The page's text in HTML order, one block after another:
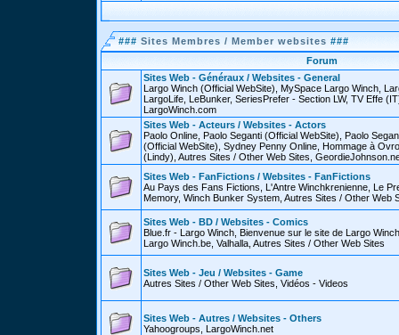
### Sites Membres / Member websites ###
Forum
Sites Web - Généraux / Websites - General
Largo Winch (Official WebSite), MySpace Largo Winch,
LargoLife, LeBunker, SeriesPrefer - Section LW, TV Effe
LargoWinch.com
Sites Web - Acteurs / Websites - Actors
Paolo Online, Paolo Seganti (Official WebSite), Paolo
(Official WebSite), Sydney Penny Online, Hommage à
(Lindy), Autres Sites / Other Web Sites,
Sites Web - FanFictions / Websites - FanFictions
Au Pays des Fans Fictions, L'Antre Winchkrenienne, Le
Memory, Winch Bunker System, Autres Sites / Other Web
Sites Web - BD / Websites - Comics
Blue.fr - Largo Winch, Bienvenue sur le site de Largo
Largo Winch.be, Valhalla, Autres Sites / Other Web Sites
Sites Web - Jeu / Websites - Game
Autres Sites / Other Web Sites, Vidéos - Videos
Sites Web - Autres / Websites - Others
Yahoogroups, LargoWinch.net